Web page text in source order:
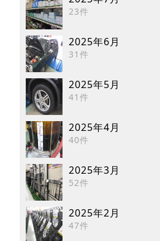
23件
2025年6月
31件
2025年5月
41件
2025年4月
40件
2025年3月
52件
2025年2月
47件